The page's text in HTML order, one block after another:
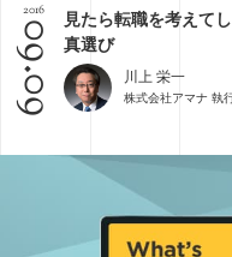
2016
09.09見たら転職を考えて
真選び
川上 栄一
株式会社アマナ 執